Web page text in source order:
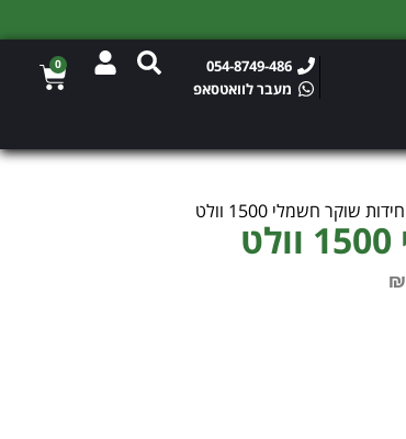
054-8749-486
מעבר לוואטסאפ
0
₪